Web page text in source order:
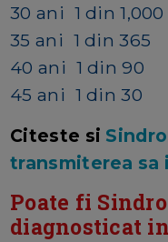
30 ani 1 din 1,000
35 ani 1 din 365
40 ani 1 din 90
45 ani 1 din 30
Citeste si
transmiterea sa
Poate fi
diagnosticat